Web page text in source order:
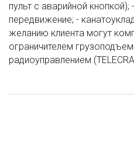
пульт с аварийной
передвижение; -
желанию клиента могут
ограничителем
радиоуправлением